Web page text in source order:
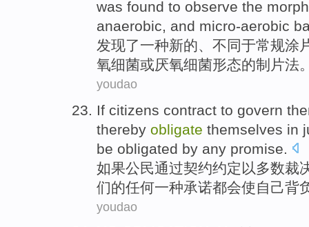
was found to observe the
anaerobic, and micro-aerobic
发现了一种新的、 不同于常规涂
氧细菌或厌氧细菌形态的制片法
youdao
If citizens contract to govern
thereby obligate themselves in
be obligated by any promise
如果公民通过契约约定以 多数裁
们的任何一种承诺都会使自己背
youdao